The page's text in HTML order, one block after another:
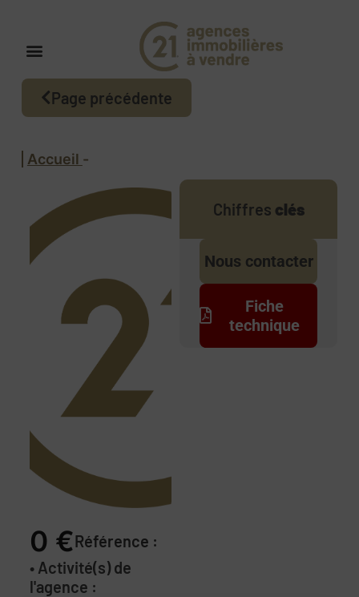
Page précédente
Accueil -
0 €Référence :
• Activité(s) de
l'agence :
Chiffres clés
Nous contacter
Fiche
technique